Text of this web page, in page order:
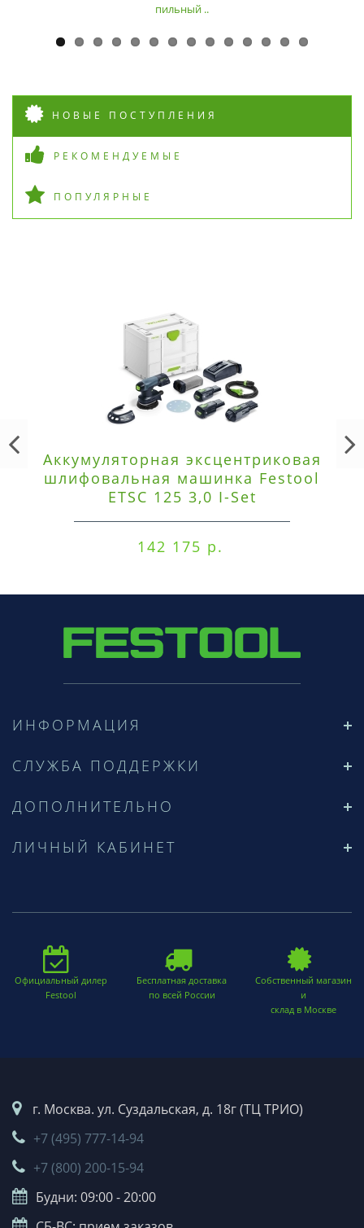
пильный ..
НОВЫЕ ПОСТУПЛЕНИЯ
РЕКОМЕНДУЕМЫЕ
ПОПУЛЯРНЫЕ
Аккумуляторная эксцентриковая
шлифовальная машинка Festool
ETSC 125 3,0 I-Set
142 175 р.
ИНФОРМАЦИЯ
СЛУЖБА ПОДДЕРЖКИ
ДОПОЛНИТЕЛЬНО
ЛИЧНЫЙ КАБИНЕТ
Официальный дилер
Festool
Бесплатная доставка
по всей России
Собственный магазин
и
склад в Москве
г. Москва. ул. Суздальская, д. 18г (ТЦ ТРИО)
+7 (495) 777-14-94
+7 (800) 200-15-94
Будни: 09:00 - 20:00